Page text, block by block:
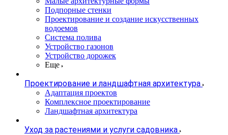
Подпорные стенки
Проектирование и создание искусственных
водоемов
Система полива
Устройство газонов
Устройство дорожек
Еще
Проектирование и ландшафтная архитектура
Адаптация проектов
Комплексное проектирование
Ландшафтная архитектура
Уход за растениями и услуги садовника